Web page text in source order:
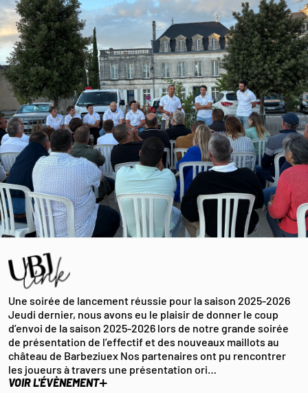
Une soirée de lancement réussie pour la saison 2025-2026
Jeudi dernier, nous avons eu le plaisir de donner le coup
d’envoi de la saison 2025-2026 lors de notre grande soirée
de présentation de l’effectif et des nouveaux maillots au
château de Barbeziuex Nos partenaires ont pu rencontrer
les joueurs à travers une présentation ori…
VOIR L'ÉVÈNEMENT+